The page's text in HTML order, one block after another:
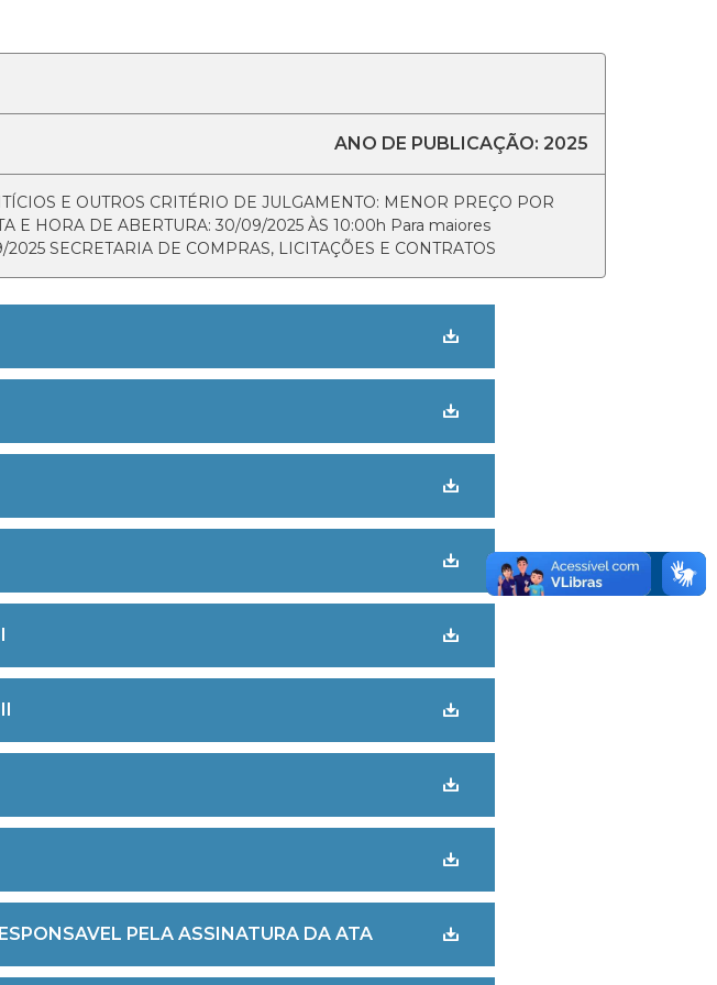
ANO DE PUBLICAÇÃO: 2025
E OUTROS CRITÉRIO DE JULGAMENTO: MENOR PREÇO POR
E HORA DE ABERTURA: 30/09/2025 ÀS 10:00h Para maiores
SECRETARIA DE COMPRAS, LICITAÇÕES E CONTRATOS
PELA ASSINATURA DA ATA